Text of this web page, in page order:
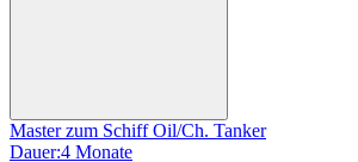
Master zum Schiff Oil/Ch. Tanker
Dauer:4 Monate